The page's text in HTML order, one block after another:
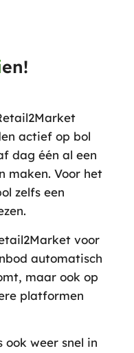
en!
actief op bol
dag één al een
maken. Voor het
zelfs een
voor
automatisch
maar ook op
platformen
weer snel in